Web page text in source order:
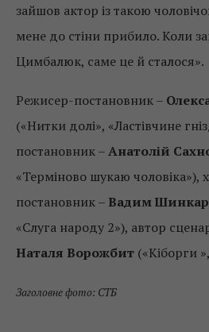
зайшов актор із такою
мене до стіни прибило. Коли
Цимбалюк, саме це й сталося».
Режисер-постановник –
(«Нитки долі», «Ластівчине
постановник –Анатолій
«Терміново шукаю чоловіка»),
постановник – Вадим
«Слуга народу 2»), автор
Наталя Ворожбит («Кіборги
Заголовне фото: СТБ